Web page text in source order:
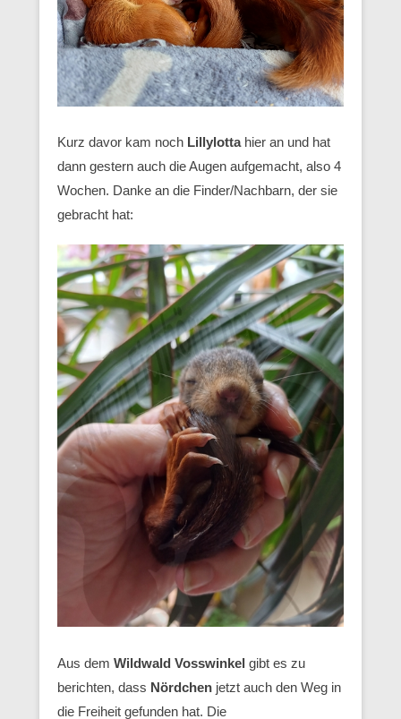
Kurz davor kam noch Lillylottahier an und hat
dann gestern auch die Augen aufgemacht, also 4
Wochen. Danke an die Finder/Nachbarn, der sie
gebracht hat:
Aus dem Wildwald Vosswinkel gibt es zu
berichten, dass Nördchen jetzt auch den Weg in
die Freiheit gefunden hat. Die